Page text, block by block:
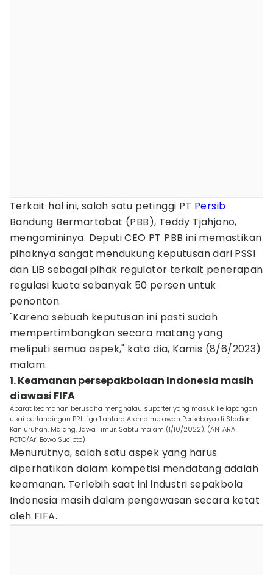
Terkait hal ini, salah satu petinggi PT Persib
Bandung Bermartabat (PBB), Teddy Tjahjono,
mengamininya. Deputi CEO PT PBB ini memastikan
pihaknya sangat mendukung keputusan dari PSSI
dan LIB sebagai pihak regulator terkait penerapan
regulasi kuota sebanyak 50 persen untuk
penonton.
"Karena sebuah keputusan ini pasti sudah
mempertimbangkan secara matang yang
meliputi semua aspek," kata dia, Kamis (8/6/2023)
malam.
1. Keamanan persepakbolaan Indonesia masih
diawasi FIFA
Aparat keamanan berusaha menghalau suporter yang masuk ke lapangan
usai pertandingan BRI Liga 1 antara Arema melawan Persebaya di Stadion
Kanjuruhan, Malang, Jawa Timur, Sabtu malam (1/10/2022). (ANTARA
FOTO/Ari Bowo Sucipto)
Menurutnya, salah satu aspek yang harus
diperhatikan dalam kompetisi mendatang adalah
keamanan. Terlebih saat ini industri sepakbola
Indonesia masih dalam pengawasan secara ketat
oleh FIFA.